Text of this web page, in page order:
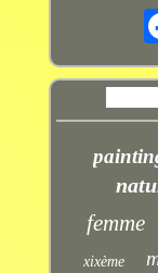
femme
xixème